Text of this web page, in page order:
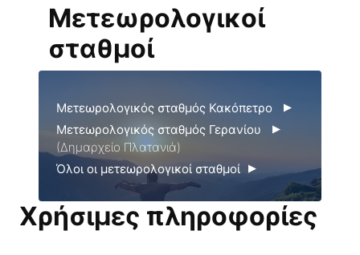
Μετεωρολογικοί
σταθμοί
Μετεωρολογικός σταθμός Κακόπετρο
Μετεωρολογικός σταθμός Γερανίου
(Δημαρχείο Πλατανιά)
Όλοι οι μετεωρολογικοί σταθμοί
Χρήσιμες πληροφορίες